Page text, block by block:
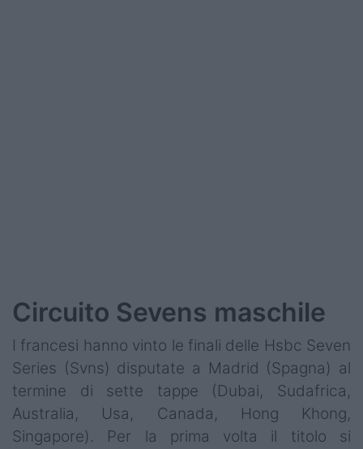
Circuito Sevens maschile
I francesi hanno vinto le finali delle Hsbc Seven
Series (Svns) disputate a Madrid (Spagna) al
termine di sette tappe (Dubai, Sudafrica,
Australia, Usa, Canada, Hong Khong,
Singapore). Per la prima volta il titolo si